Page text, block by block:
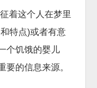
着这个人在梦里
特点)或者有意
个饥饿的婴儿
要的信息来源。